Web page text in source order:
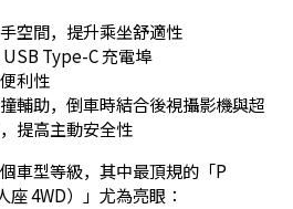
空間，提升乘坐舒適性
Type-C 充電埠
利性
輔助，倒車時結合後視攝影機與超
提高主動安全性
車型等級，其中最頂規的「P
4WD）」尤為亮眼：